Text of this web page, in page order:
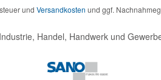
und Versandkosten und ggf.
Handel, Handwerk und